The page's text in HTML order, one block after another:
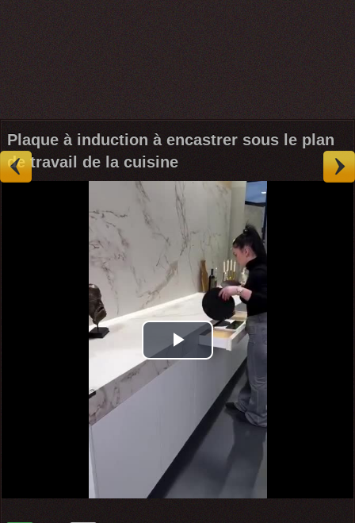
Plaque à induction à encastrer sous le plan
de travail de la cuisine
Play
Video